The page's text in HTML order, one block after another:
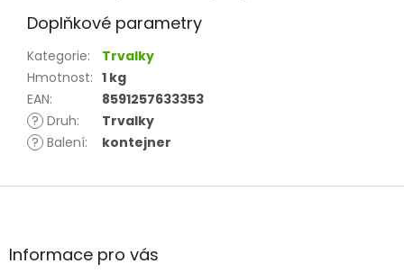
Doplňkové parametry
Kategorie:
Trvalky
Hmotnost: 1 kg
EAN:
8591257633353
? Druh:
Trvalky
? Balení: kontejner
Z
aInformace pro vás